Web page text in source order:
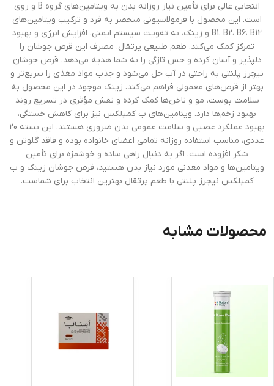
انتخابی عالی برای تأمین نیاز روزانه بدن به ویتامین‌های گروه B و روی
است. این محصول با فرمولاسیونی منحصر به فرد و ترکیب ویتامین‌های
B1، B2، B6، B12 و زینک، به تقویت سیستم ایمنی، افزایش انرژی و بهبود
تمرکز کمک می‌کند. طعم طبیعی پرتقال، مصرف این قرص جوشان را
دلپذیر و آسان کرده و حس تازگی را به شما هدیه می‌دهد. قرص جوشان
نیچرز پلنتی به راحتی در آب حل می‌شود و جذب مواد مغذی را سریع‌تر و
بهتر از قرص‌های معمولی فراهم می‌کند. زینک موجود در این محصول به
سلامت پوست، مو و ناخن‌ها کمک کرده و نقش مؤثری در تسریع روند
بهبود زخم‌ها دارد. ویتامین‌های ب کمپلکس نیز برای کاهش خستگی،
بهبود عملکرد عصبی و سلامت عمومی بدن ضروری هستند. این بسته 20
عددی، مناسب استفاده روزانه تمامی اعضای خانواده بوده و فاقد گلوتن و
شکر افزوده است. اگر به دنبال راهی ساده و خوشمزه برای تأمین
ویتامین‌ها و مواد معدنی مورد نیاز بدن هستید، قرص جوشان زینک و ب
کمپلکس نیچرز پلنتی با طعم پرتقال بهترین انتخاب برای شماست.
محصولات مشابه